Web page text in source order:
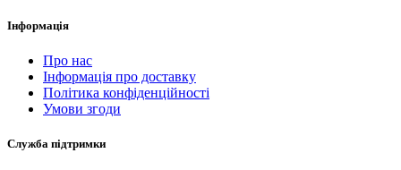
Інформація
Про нас
Інформація про доставку
Політика конфіденційності
Умови згоди
Служба підтримки